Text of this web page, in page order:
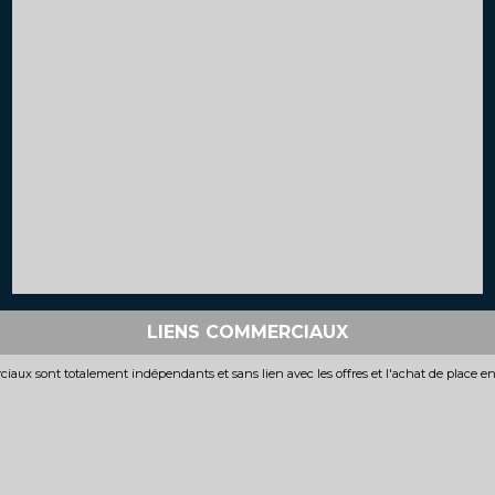
LIENS COMMERCIAUX
sont totalement indépendants et sans lien avec les offres et l'achat de place